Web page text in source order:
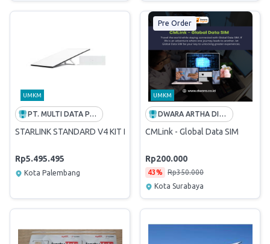
UMKM
PT. MULTI DATA PALEMBANG
STARLINK STANDARD V4 KIT DUAL WIFI SYTEM W/2 LAN PORT RJ45
Rp5.495.495
Kota Palembang
Pre Order
UMKM
DWARA ARTHA DIGITAL
CMLink - Global Data SIM
Rp200.000
43%
Rp350.000
Kota Surabaya